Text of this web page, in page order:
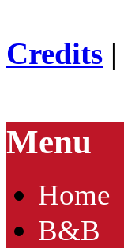
Credits |
Menu
Home
B&B